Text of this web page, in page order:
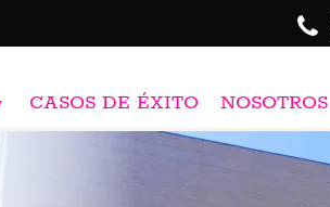
CASOS DE ÉXITO NOSOTROS